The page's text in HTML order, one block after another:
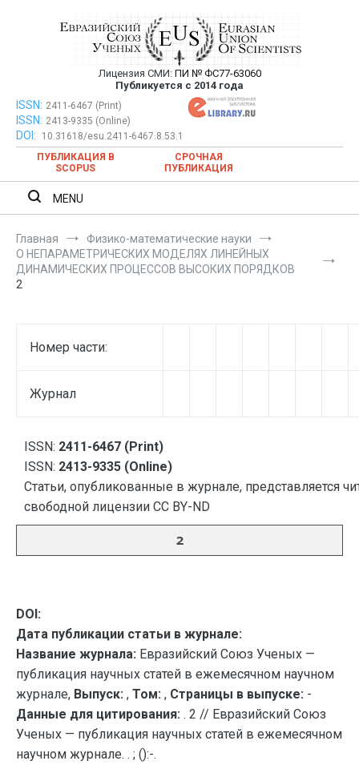
Евразийский Союз Ученых —
публикация научных статей в
ежемесячном научном журнале
Лицензия СМИ: ПИ № ФС77-63060
Публикуется с 2014 года
Евразийский Союз Ученых — публикация научных статей в
ежемесячном научном журнале
ISSN: 2411-6467 (Print)
ISSN: 2413-9335 (Online)
DOI:
10.31618/esu.2411-6467.8.53.1
ПУБЛИКАЦИЯ В
SCOPUS
СРОЧНАЯ
ПУБЛИКАЦИЯ
MENU
Главная
Физико-математические науки
О НЕПАРАМЕТРИЧЕСКИХ МОДЕЛЯХ ЛИНЕЙНЫХ
ДИНАМИЧЕСКИХ ПРОЦЕССОВ ВЫСОКИХ ПОРЯДКОВ
2
Номер части:
Журнал
ISSN: 2411-6467 (Print)
ISSN: 2413-9335 (Online)
Статьи, опубликованные в журнале, представляется
свободной лицензии CC BY-ND
2
DOI:
Дата публикации статьи в журнале:
Название журнала: Евразийский Союз Ученых —
публикация научных статей в ежемесячном научном
журнале, Выпуск: , Том: , Страницы в выпуске: -
Данные для цитирования: . 2 // Евразийский Союз
Ученых — публикация научных статей в ежемесячном
научном журнале. . ; ():-.